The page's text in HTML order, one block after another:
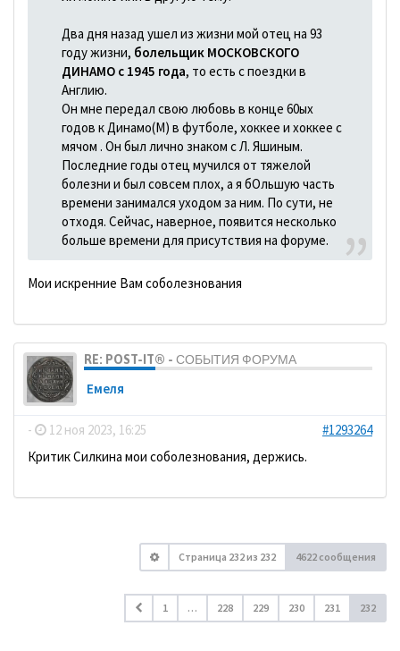
Два дня назад ушел из жизни мой отец на 93
году жизни, болельщик МОСКОВСКОГО
ДИНАМО с 1945 года, то есть с поездки в
Англию.
Он мне передал свою любовь в конце 60ых
годов к Динамо(М) в футболе, хоккее и хоккее с
мячом . Он был лично знаком с Л. Яшиным.
Последние годы отец мучился от тяжелой
болезни и был совсем плох, а я бОльшую часть
времени занимался уходом за ним. По сути, не
отходя. Сейчас, наверное, появится несколько
больше времени для присутствия на форуме.
Мои искренние Вам соболезнования
RE: POST-IT® - СОБЫТИЯ ФОРУМА
Емеля
- 12 ноя 2023, 16:25
#1293264
Критик Силкина мои соболезнования, держись.
Страница 232из 232 4622 сообщения
1 … 228 229 230 231 232